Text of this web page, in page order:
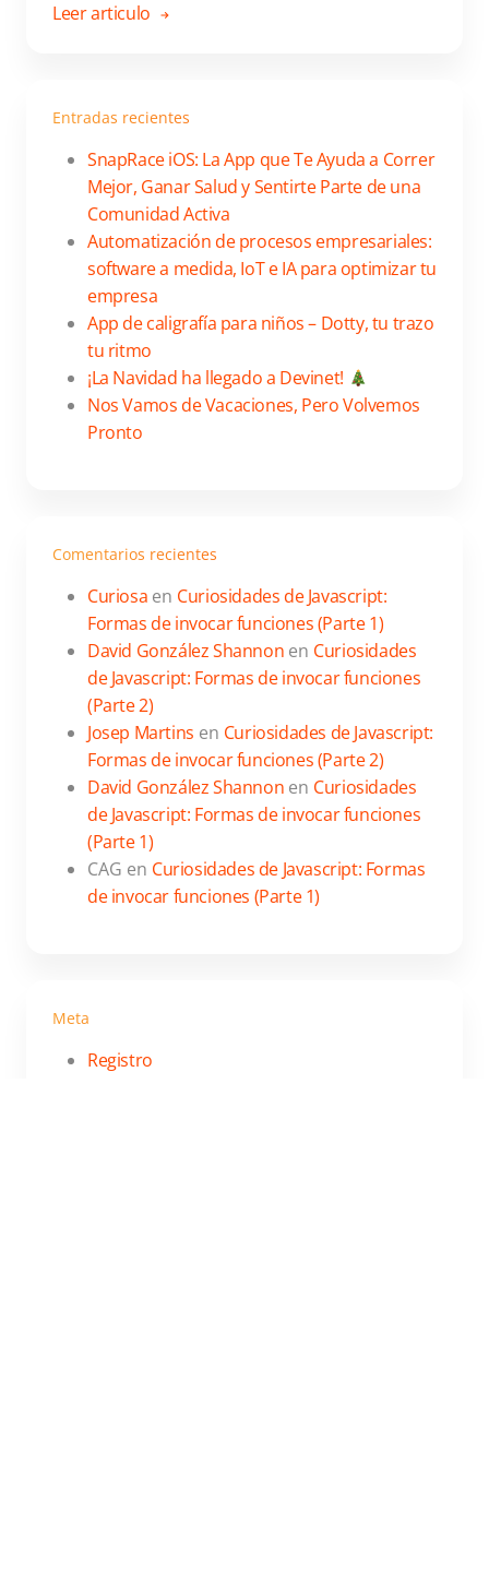
Leer articulo
Entradas recientes
SnapRace iOS: La App que Te Ayuda a Correr
Mejor, Ganar Salud y Sentirte Parte de una
Comunidad Activa
Automatización de procesos empresariales:
software a medida, IoT e IA para optimizar tu
empresa
App de caligrafía para niños – Dotty, tu trazo
tu ritmo
¡La Navidad ha llegado a Devinet!
Nos Vamos de Vacaciones, Pero Volvemos
Pronto
Comentarios recientes
Curiosa en Curiosidades de Javascript:
Formas de invocar funciones (Parte 1)
David González Shannon en Curiosidades
de Javascript: Formas de invocar funciones
(Parte 2)
Josep Martins en Curiosidades de Javascript:
Formas de invocar funciones (Parte 2)
David González Shannon en Curiosidades
de Javascript: Formas de invocar funciones
(Parte 1)
CAG en Curiosidades de Javascript: Formas
de invocar funciones (Parte 1)
Meta
Registro